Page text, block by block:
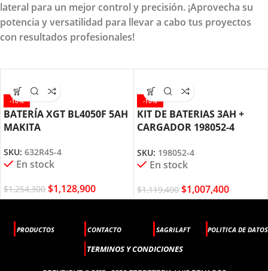
lateral para un mejor control y precisión. ¡Aprovecha su
potencia y versatilidad para llevar a cabo tus proyectos
con resultados profesionales!
-10%
BATERÍA XGT BL4050F 5AH
MAKITA
SKU: 632R45-4
En stock
$1,254,300 $1,128,900
-10%
KIT DE BATERIAS 3AH +
CARGADOR 198052-4
SKU: 198052-4
En stock
$1,119,400 $1,007,400
PRODUCTOS CONTACTO SAGRILAFT POLITICA DE DATOS
TERMINOS Y CONDICIONES